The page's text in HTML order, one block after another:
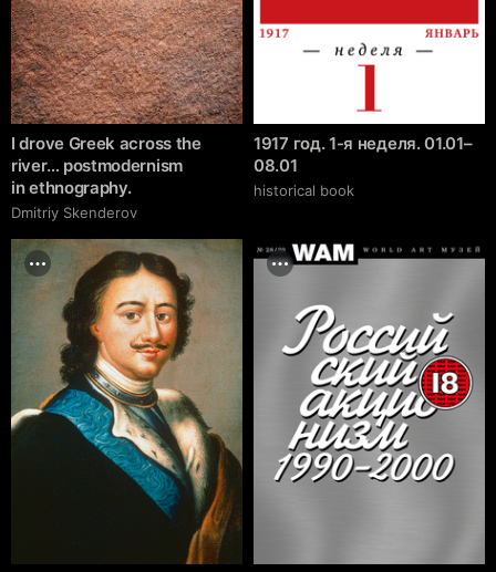
I drove Greek across the
river… postmodernism
in ethnography.
Dmitriy Skenderov
1917 год. 1-я неделя. 01.01–
08.01
historical book